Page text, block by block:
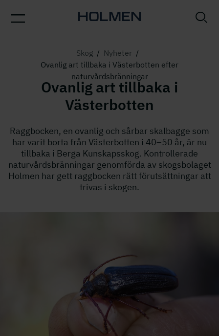
Skog / Nyheter /
Ovanlig art tillbaka i Västerbotten efter
naturvårdsbränningar
Ovanlig art tillbaka i
Västerbotten
Raggbocken, en ovanlig och sårbar skalbagge som
har varit borta från Västerbotten i 40–50 år, är nu
tillbaka i Berga Kunskapsskog. Kontrollerade
naturvårdsbränningar genomförda av skogsbolaget
Holmen har gett raggbocken rätt förutsättningar att
trivas i skogen.